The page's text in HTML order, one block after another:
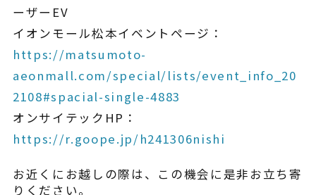
※類似品にご注意ください
ーザーEV
イオンモール松本イベントページ：
https://matsumoto-
aeonmall.com/special/lists/event_info_20
2108#spacial-single-4883
オンサイテックHP：
https://r.goope.jp/h241306nishi
お近くにお越しの際は、この機会に是非お立ち寄
りください。